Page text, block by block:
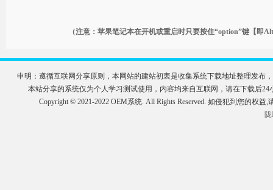
（注意：苹果笔记本在开机或重启时只要按住“option”键【即
申明：遵循互联网分享原则，本网站的建站初衷是收集系统下载地址整理发布
本站分享的系统仅为个人学习测试使用，内容均来自互联网，请在下载后
Copyright © 2021-2022 OEM系统. All Rights Reserved. 如侵犯到您的权